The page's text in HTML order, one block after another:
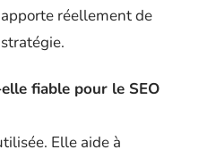
réellement de
fiable pour le SEO
Elle aide à